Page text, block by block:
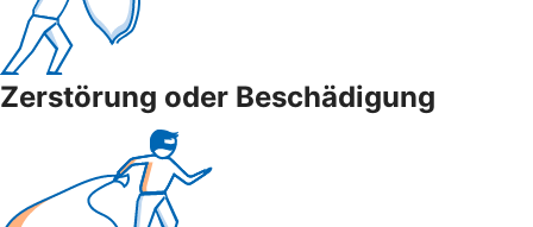
Zerstörung oder Beschädigung